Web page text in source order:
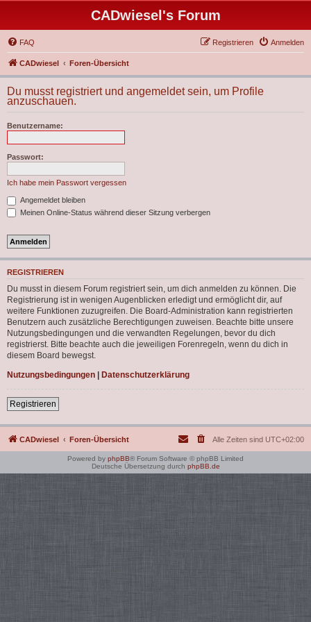
CADwiesel's Forum
FAQ Anmelden
Registrieren
CADwiesel Foren-Übersicht
Du musst registriert und angemeldet sein, um Profile
anzuschauen.
Benutzername:
Passwort:
Ich habe mein Passwort vergessen
Angemeldet bleiben
Meinen Online-Status während dieser Sitzung verbergen
REGISTRIEREN
Du musst in diesem Forum registriert sein, um dich anmelden zu können. Die
Registrierung ist in wenigen Augenblicken erledigt und ermöglicht dir, auf
weitere Funktionen zuzugreifen. Die Board-Administration kann registrierten
Benutzern auch zusätzliche Berechtigungen zuweisen. Beachte bitte unsere
Nutzungsbedingungen und die verwandten Regelungen, bevor du dich
registrierst. Bitte beachte auch die jeweiligen Forenregeln, wenn du dich in
diesem Board bewegst.
Nutzungsbedingungen | Datenschutzerklärung
Registrieren
CADwiesel Foren-Übersicht Alle Zeiten sind UTC+02:00
Powered by phpBB® Forum Software © phpBB Limited
Deutsche Übersetzung durch phpBB.de